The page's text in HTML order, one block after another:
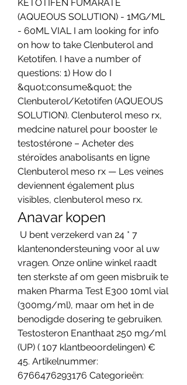
KETOTIFEN FUMARATE
(AQUEOUS SOLUTION) - 1MG/ML
- 60ML VIAL I am looking for info
on how to take Clenbuterol and
Ketotifen. I have a number of
questions: 1) How do I
&quot;consume&quot; the
Clenbuterol/Ketotifen (AQUEOUS
SOLUTION). Clenbuterol meso rx,
medcine naturel pour booster le
testostérone – Acheter des
stéroïdes anabolisants en ligne
Clenbuterol meso rx — Les veines
deviennent également plus
visibles, clenbuterol meso rx.
Anavar kopen
klantenondersteuning voor al uw
vragen. Onze online winkel raadt
ten sterkste af om geen misbruik te
maken Pharma Test E300 10ml vial
(300mg/ml), maar om het in de
benodigde dosering te gebruiken.
Testosteron Enanthaat 250 mg/ml
(UP) ( 107 klantbeoordelingen) €
45. Artikelnummer:
6766476293176 Categorieën: